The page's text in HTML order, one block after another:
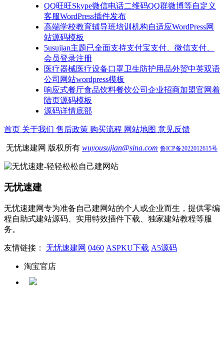
QQ旺旺Skype微信电话二维码QQ群微博等自定义
客服WordPress插件发布
高端学校教育辅导班培训机构自适应WordPress网
站源码模板
5usujian主题已全面支持支付宝支付、微信支付、
会员登录注册
医疗器械医疗设备口罩卫生防护用品外贸中英双语
公司网站wordpress模板
响应式餐厅食品饮料餐饮公司企业招商加盟官网着
陆页源码模板
源码详情底部
首页 关于我们 售后政策 购买流程 网站地图 意见反馈
无忧速建网 版权所有 wuyousujian@sina.com 鲁ICP备2022012615号
无忧速建
无忧速建网专为准备自己建网站的个人或企业而生，提供零编
程自助式建站源码、实用特效插件下载、独家建站教程等服
务。
友情链接： 无忧速建网 0460 ASPKU下载 A5源码
淘宝官店